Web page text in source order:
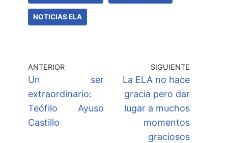
NOTICIAS ELA
ANTERIOR
Un ser
extraordinario:
Teófilo Ayuso
Castillo
SIGUIENTE
La ELA no hace
gracia pero dar
lugar a muchos
momentos
graciosos